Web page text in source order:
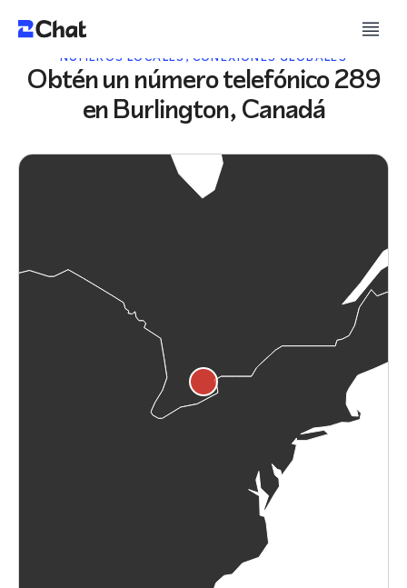
NÚMEROS LOCALES, CONEXIONES GLOBALES
Obtén un número telefónico 289
en Burlington, Canadá